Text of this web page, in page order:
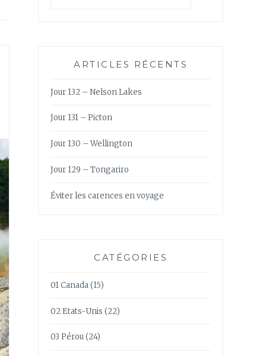
ARTICLES RÉCENTS
Jour 132 – Nelson Lakes
Jour 131 – Picton
Jour 130 – Wellington
Jour 129 – Tongariro
Éviter les carences en voyage
CATÉGORIES
01 Canada(15)
02 Etats-Unis (22)
03 Pérou(24)